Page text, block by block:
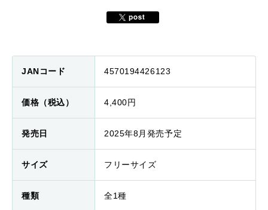
JANコード 4570194426123
価格（税込） 4,400円
発売日 2025年8月発売予定
サイズ フリーサイズ
種類 全1種